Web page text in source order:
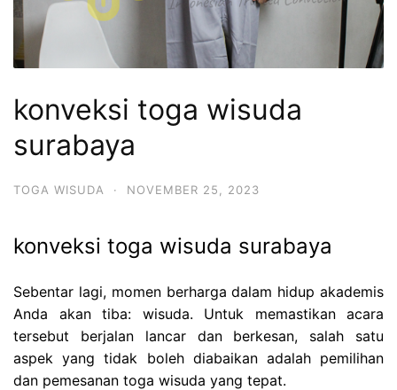
konveksi toga wisuda
surabaya
TOGA WISUDA · NOVEMBER 25, 2023
konveksi toga wisuda surabaya
Sebentar lagi, momen berharga dalam hidup akademis
Anda akan tiba: wisuda. Untuk memastikan acara
tersebut berjalan lancar dan berkesan, salah satu
aspek yang tidak boleh diabaikan adalah pemilihan
dan pemesanan toga wisuda yang tepat.